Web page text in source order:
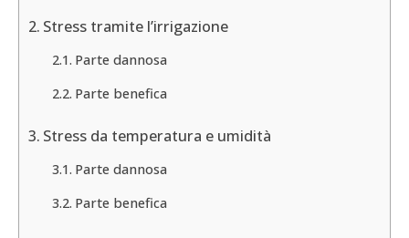
Stress tramite l’irrigazione
Parte dannosa
Parte benefica
Stress da temperatura e umidità
Parte dannosa
Parte benefica